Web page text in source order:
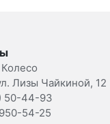
Лизы Чайкиной, 12
50-44-93
54-25